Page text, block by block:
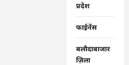
प्रदेश
फाईनेंस
बलौदाबाजार
ज़िला